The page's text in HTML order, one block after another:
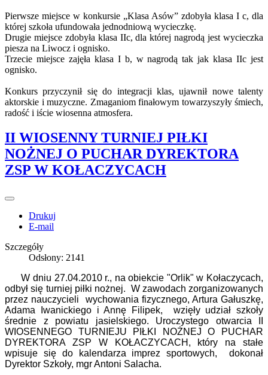
Pierwsze miejsce w konkursie „Klasa Asów” zdobyła klasa I c, dla
której szkoła ufundowała jednodniową wycieczkę.
Drugie miejsce zdobyła klasa IIc, dla której nagrodą jest wycieczka
piesza na Liwocz i ognisko.
Trzecie miejsce zajęła klasa I b, w nagrodą tak jak klasa IIc jest
ognisko.
Konkurs przyczynił się do integracji klas, ujawnił nowe talenty
aktorskie i muzyczne. Zmaganiom finałowym towarzyszyły śmiech,
radość i iście wiosenna atmosfera.
II WIOSENNY TURNIEJ PIŁKI
NOŻNEJ O PUCHAR DYREKTORA
ZSP W KOŁACZYCACH
Drukuj
E-mail
Szczegóły
Odsłony: 2141
W dniu 27.04.2010 r., na obiekcie "Orlik" w Kołaczycach,
odbył się turniej piłki nożnej. W zawodach zorganizowanych
przez nauczycieli wychowania fizycznego, Artura Gałuszkę,
Adama Iwanickiego i Annę Filipek, wzięły udział szkoły
średnie z powiatu jasielskiego. Uroczystego otwarcia II
WIOSENNEGO TURNIEJU PIŁKI NOŻNEJ O PUCHAR
DYREKTORA ZSP W KOŁACZYCACH, który na stałe
wpisuje się do kalendarza imprez sportowych, dokonał
Dyrektor Szkoły, mgr Antoni Salacha.